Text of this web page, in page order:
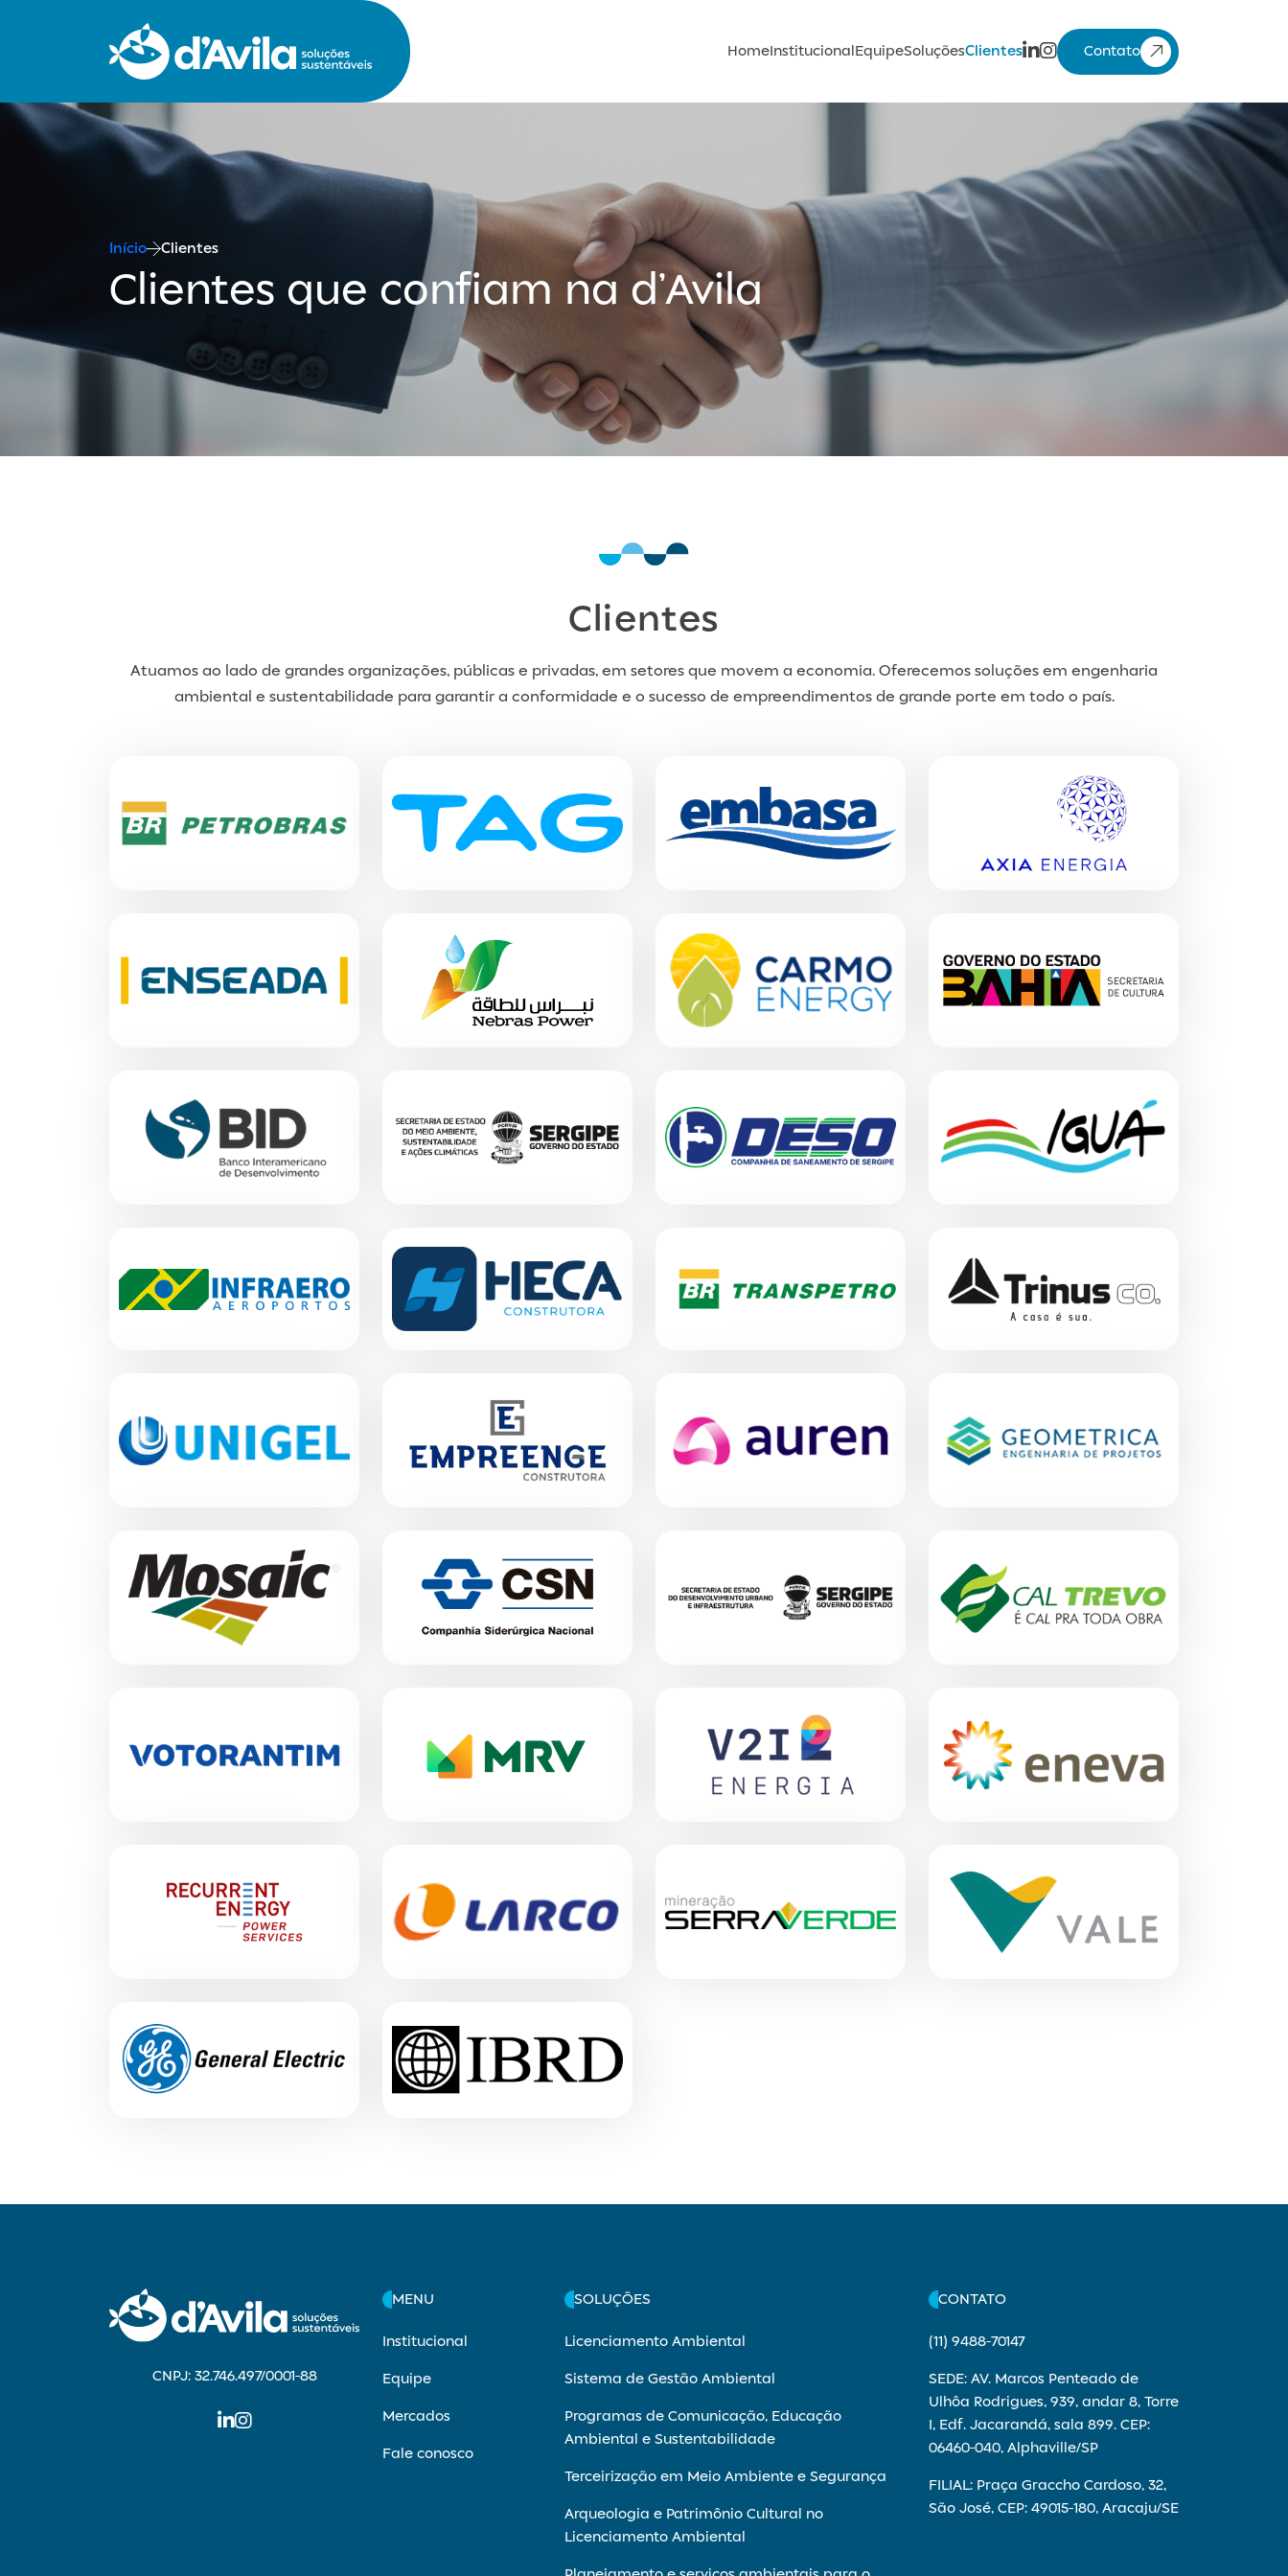
HomeInstitucionalEquipeSoluçõesClientes Contato
Início Clientes
Clientes que confiam na d’Avila
Clientes
Atuamos ao lado de grandes organizações, públicas e privadas, em setores que movem a economia. Oferecemos soluções em engenharia
ambiental e sustentabilidade para garantir a conformidade e o sucesso de empreendimentos de grande porte em todo o país.
CNPJ: 32.746.497/0001-88
MENU
Institucional
Equipe
Mercados
Fale conosco
SOLUÇÕES
Licenciamento Ambiental
Sistema de Gestão Ambiental
Programas de Comunicação, Educação
Ambiental e Sustentabilidade
Terceirização em Meio Ambiente e Segurança
Arqueologia e Patrimônio Cultural no
Licenciamento Ambiental
CONTATO
(11) 9488-70147
SEDE: AV. Marcos Penteado de
Ulhôa Rodrigues, 939, andar 8, Torre
I, Edf. Jacarandá, sala 899. CEP:
06460-040, Alphaville/SP
FILIAL: Praça Graccho Cardoso, 32,
São José, CEP: 49015-180, Aracaju/SE